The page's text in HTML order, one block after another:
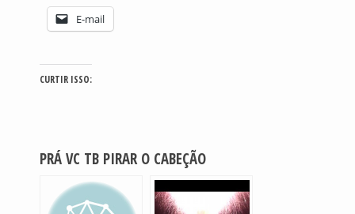
E-mail
CURTIR ISSO:
PRÁ VC TB PIRAR O CABEÇÃO